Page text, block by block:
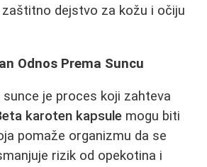
dejstvo za kožu i očiju
Odnos Prema Suncu
je proces koji zahteva
karoten kapsule mogu biti
pomaže organizmu da se
rizik od opekotina i